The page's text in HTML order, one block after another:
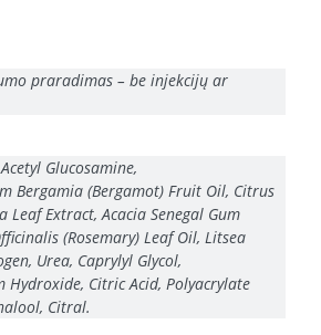
praradimas – be injekcijų ar
Glucosamine,
Bergamia (Bergamot) Fruit Oil, Citrus
Extract, Acacia Senegal Gum
(Rosemary) Leaf Oil, Litsea
Urea, Caprylyl Glycol,
Hydroxide, Citric Acid, Polyacrylate
Citral.